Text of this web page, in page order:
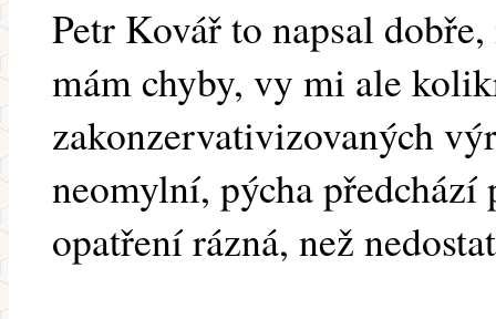
Petr Kovář to napsal
mám chyby, vy mi ale
zakonzervativizovaných
neomylní, pýcha předchází
opatření rázná, než